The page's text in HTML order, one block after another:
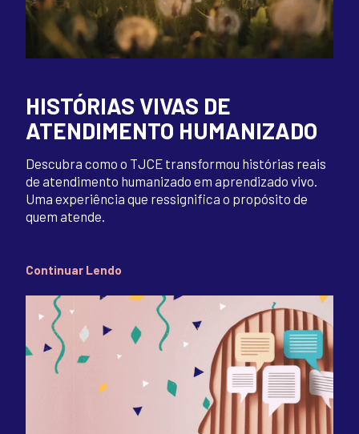
HISTÓRIAS VIVAS DE
ATENDIMENTO HUMANIZADO
Descubra como o TJCE transformou histórias reais
de atendimento humanizado em aprendizado vivo.
Uma experiência que ressignifica o propósito de
quem atende.
Continuar Lendo